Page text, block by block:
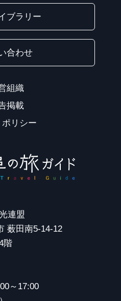
ブラリー
合わせ
組織
掲載
リシー
連盟
薮田南5-14-12
階
～17:00